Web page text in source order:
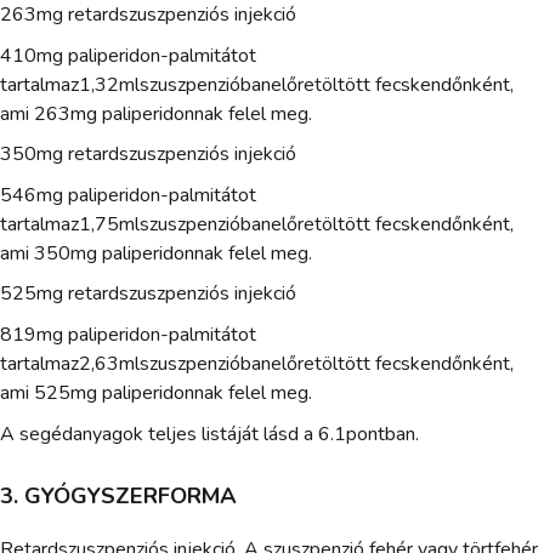
263mg retardszuszpenziós injekció
410mg paliperidon-palmitátot
tartalmaz1,32mlszuszpenzióbanelőretöltött fecskendőnként,
ami 263mg paliperidonnak felel meg.
350mg retardszuszpenziós injekció
546mg paliperidon-palmitátot
tartalmaz1,75mlszuszpenzióbanelőretöltött fecskendőnként,
ami 350mg paliperidonnak felel meg.
525mg retardszuszpenziós injekció
819mg paliperidon-palmitátot
tartalmaz2,63mlszuszpenzióbanelőretöltött fecskendőnként,
ami 525mg paliperidonnak felel meg.
A segédanyagok teljes listáját lásd a 6.1pontban.
3. GYÓGYSZERFORMA